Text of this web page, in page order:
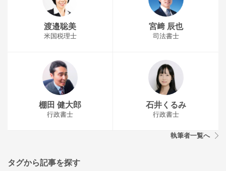
渡邉聡美
米国税理士
宮﨑 辰也
司法書士
棚田 健大郎
行政書士
石井くるみ
行政書士
執筆者一覧へ
タグから記事を探す